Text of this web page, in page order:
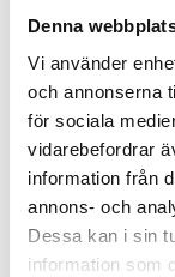
Denna
Vi använder
och annonserna
för sociala
vidarebefordrar
information från
annons- och
Dessa kan i sin
information som
Detta
Den 31